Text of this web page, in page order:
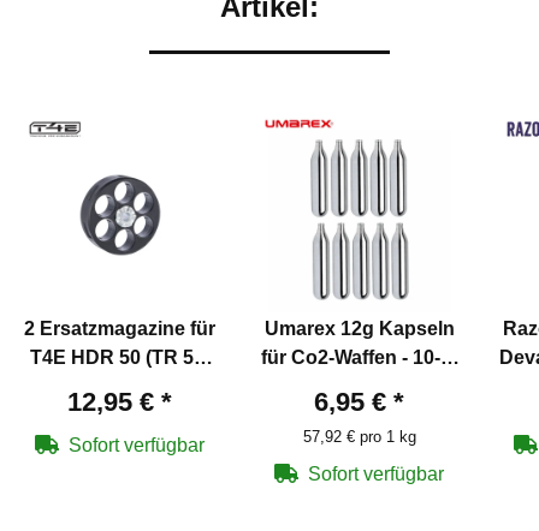
Artikel:
2 Ersatzmagazine für
T4E HDR 50 (TR 50)
12,95 € *
Sofort verfügbar
Umarex 12g Kapseln
für Co2-Waffen - 10-er
6,95 € *
57,92 € pro 1 kg
Sofort verfügbar